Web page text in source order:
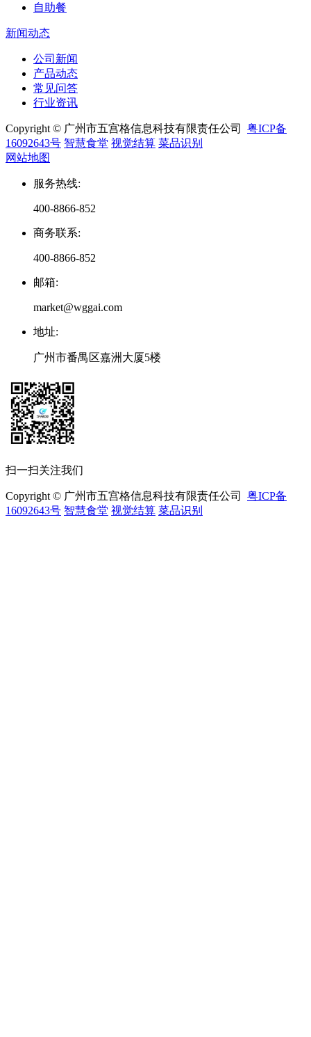
自助餐
新闻动态
公司新闻
产品动态
常见问答
行业资讯
Copyright © 广州市五宫格信息科技有限责任公司 粤ICP备
16092643号 智慧食堂 视觉结算 菜品识别
网站地图
服务热线:
400-8866-852
商务联系:
400-8866-852
邮箱:
market@wggai.com
地址:
广州市番禺区嘉洲大厦5楼
扫一扫关注我们
Copyright © 广州市五宫格信息科技有限责任公司 粤ICP备
16092643号 智慧食堂 视觉结算 菜品识别